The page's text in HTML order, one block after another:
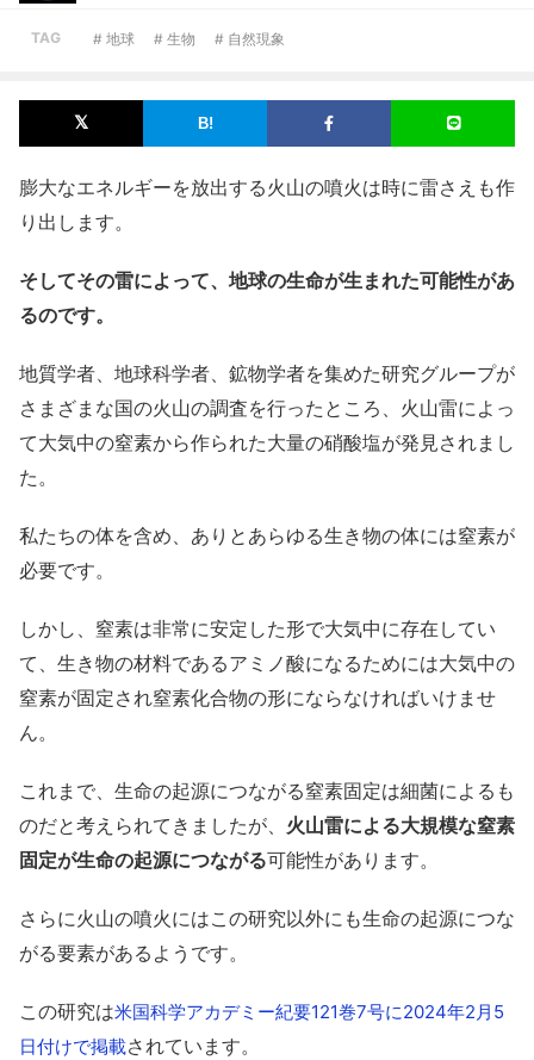
TAG # 地球 # 生物 # 自然現象
膨大なエネルギーを放出する火山の噴火は時に雷さえも作
り出します。
そしてその雷によって、地球の生命が生まれた可能性があ
るのです。
地質学者、地球科学者、鉱物学者を集めた研究グループが
さまざまな国の火山の調査を行ったところ、火山雷によっ
て大気中の窒素から作られた大量の硝酸塩が発見されまし
た。
私たちの体を含め、ありとあらゆる生き物の体には窒素が
必要です。
しかし、窒素は非常に安定した形で大気中に存在してい
て、生き物の材料であるアミノ酸になるためには大気中の
窒素が固定され窒素化合物の形にならなければいけませ
ん。
これまで、生命の起源につながる窒素固定は細菌によるも
のだと考えられてきましたが、 火山雷による大規模な窒素
固定が生命の起源につながる可能性があります。
さらに火山の噴火にはこの研究以外にも生命の起源につな
がる要素があるようです。
この研究は米国科学アカデミー紀要121巻7号に2024年2月5
日付けで掲載されています。